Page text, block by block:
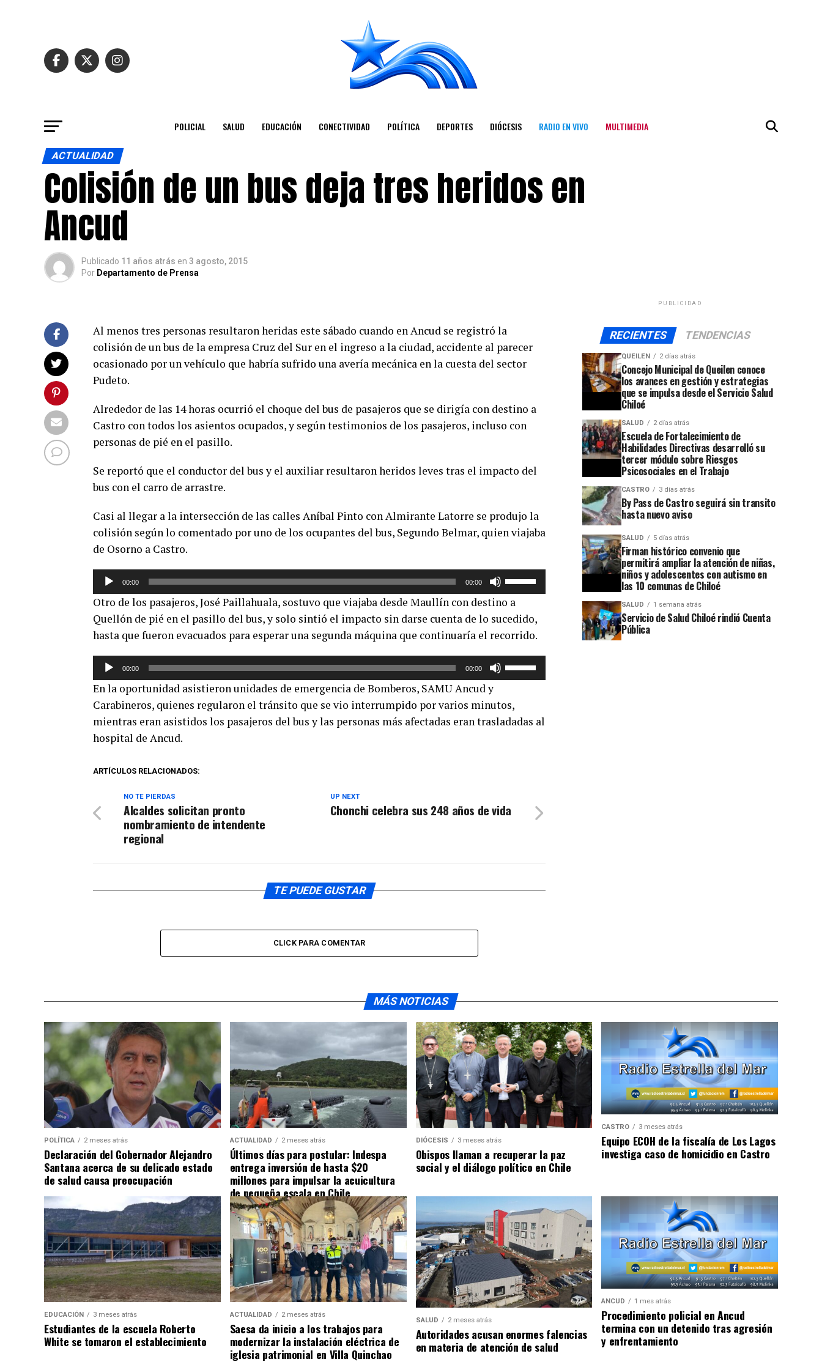
POLICIAL SALUD EDUCACIÓN CONECTIVIDAD POLÍTICA DEPORTES DIÓCESIS RADIO EN VIVO MULTIMEDIA
ACTUALIDAD
Colisión de un bus deja tres heridos en
Ancud
Publicado 11 años atrás en 3 agosto, 2015
Por Departamento de Prensa
Al menos tres personas resultaron heridas este sábado cuando en Ancud se registró la
colisión de un bus de la empresa Cruz del Sur en el ingreso a la ciudad, accidente al parecer
ocasionado por un vehículo que habría sufrido una avería mecánica en la cuesta del sector
Pudeto.
Alrededor de las 14 horas ocurrió el choque del bus de pasajeros que se dirigía con destino a
Castro con todos los asientos ocupados, y según testimonios de los pasajeros, incluso con
personas de pié en el pasillo.
Se reportó que el conductor del bus y el auxiliar resultaron heridos leves tras el impacto del
bus con el carro de arrastre.
Casi al llegar a la intersección de las calles Aníbal Pinto con Almirante Latorre se produjo la
colisión según lo comentado por uno de los ocupantes del bus, Segundo Belmar, quien viajaba
de Osorno a Castro.
Reproductor
audio
00:00 00:00
teclas
de
flecha
para
aumentar
disminuir
el
Otro de los pasajeros, José Paillahuala, sostuvo que viajaba desde Maullín con destino a
Quellón de pié en el pasillo del bus, y solo sintió el impacto sin darse cuenta de lo sucedido,
hasta que fueron evacuados para esperar una segunda máquina que continuaría el recorrido.
Reproductor
audio
00:00 00:00
de
flecha
el
volumen.
En la oportunidad asistieron unidades de emergencia de Bomberos, SAMU Ancud y
Carabineros, quienes regularon el tránsito que se vio interrumpido por varios minutos,
mientras eran asistidos los pasajeros del bus y las personas más afectadas eran trasladadas al
hospital de Ancud.
ARTÍCULOS RELACIONADOS:
UP NEXT
Chonchi celebra sus 248 años de vida
NO TE PIERDAS
Alcaldes solicitan pronto
nombramiento de intendente
regional
TE PUEDE GUSTAR
CLICK PARA COMENTAR
PUBLICIDAD
RECIENTES TENDENCIAS
QUEILEN 2 días atrás
Concejo Municipal de Queilen conoce
los avances en gestión y estrategias
que se impulsa desde el Servicio Salud
Chiloé
SALUD 2 días atrás
Escuela de Fortalecimiento de
Habilidades Directivas desarrolló su
tercer módulo sobre Riesgos
Psicosociales en el Trabajo
CASTRO 3 días atrás
By Pass de Castro seguirá sin transito
hasta nuevo aviso
SALUD 5 días atrás
Firman histórico convenio que
permitirá ampliar la atención de niñas,
niños y adolescentes con autismo en
las 10 comunas de Chiloé
SALUD 1 semana atrás
Servicio de Salud Chiloé rindió Cuenta
Pública
MÁS NOTICIAS
POLÍTICA 2 meses atrás
Declaración del Gobernador Alejandro
Santana acerca de su delicado estado
de salud causa preocupación
ACTUALIDAD 2 meses atrás
Últimos días para postular: Indespa
entrega inversión de hasta $20
millones para impulsar la acuicultura
de pequeña escala en Chile
DIÓCESIS 3 meses atrás
Obispos llaman a recuperar la paz
social y el diálogo político en Chile
CASTRO 3 meses atrás
Equipo ECOH de la fiscalía de Los Lagos
investiga caso de homicidio en Castro
EDUCACIÓN 3 meses atrás
Estudiantes de la escuela Roberto
White se tomaron el establecimiento
ACTUALIDAD 2 meses atrás
Saesa da inicio a los trabajos para
modernizar la instalación eléctrica de
iglesia patrimonial en Villa Quinchao
SALUD 2 meses atrás
Autoridades acusan enormes falencias
en materia de atención de salud
ANCUD 1 mes atrás
Procedimiento policial en Ancud
termina con un detenido tras agresión
y enfrentamiento